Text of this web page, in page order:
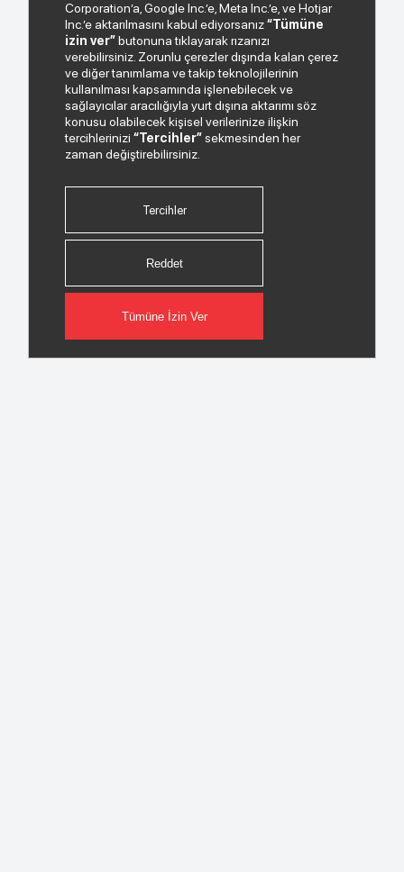
Corporation’a, Google Inc.’e, Meta Inc.’e, ve Hotjar
Inc.’e aktarılmasını kabul ediyorsanız“Tümüne
izin ver”butonuna tıklayarak rızanızı
verebilirsiniz. Zorunlu çerezler dışında kalan çerez
ve diğer tanımlama ve takip teknolojilerinin
kullanılması kapsamında işlenebilecek ve
sağlayıcılar aracılığıyla yurt dışına aktarımı söz
konusu olabilecek kişisel verilerinize ilişkin
tercihlerinizi“Tercihler”sekmesinden her
zaman değiştirebilirsiniz.
Tercihler
Reddet
Tümüne İzin Ver